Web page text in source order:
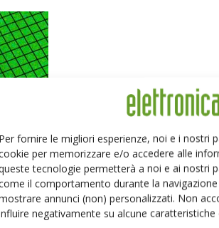
Per fornire le migliori esperienze, noi e i nostri
per memorizzare e/o accedere alle
tecnologie permetterà a noi e ai nostri
il comportamento durante la
annunci (non) personalizzati. Non
negativamente su alcune caratteristiche
si